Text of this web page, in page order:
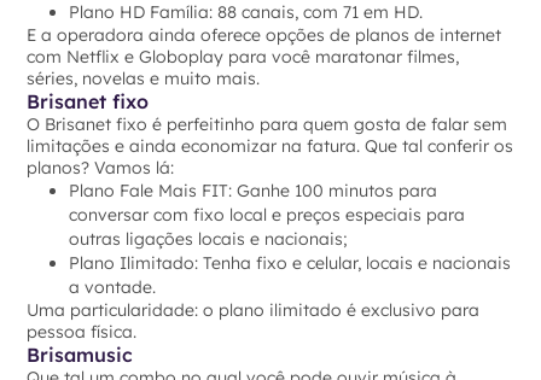
Plano HD Família: 88 canais, com 71 em HD.
E a operadora ainda oferece opções de planos de internet
com Netflix e Globoplay para você maratonar filmes,
séries, novelas e muito mais.
Brisanet fixo
O Brisanet fixo é perfeitinho para quem gosta de falar sem
limitações e ainda economizar na fatura. Que tal conferir os
planos? Vamos lá:
Plano Fale Mais FIT: Ganhe 100 minutos para
conversar com fixo local e preços especiais para
outras ligações locais e nacionais;
Plano Ilimitado: Tenha fixo e celular, locais e nacionais
a vontade.
Uma particularidade: o plano ilimitado é exclusivo para
pessoa física.
Brisamusic